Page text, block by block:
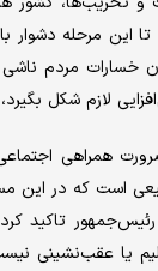
مرحله دشوار
خسارات مردم
لازم شکل
همراهی
است که در این
تاکید
یا عقب‌نشینی